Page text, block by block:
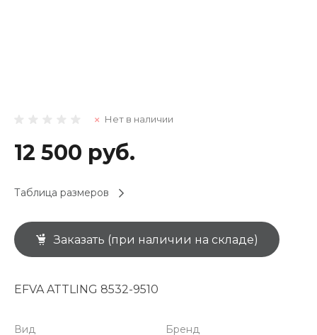
Нет в наличии
12 500 руб.
Таблица размеров
Заказать (при наличии на складе)
EFVA ATTLING 8532-9510
Вид
Бренд